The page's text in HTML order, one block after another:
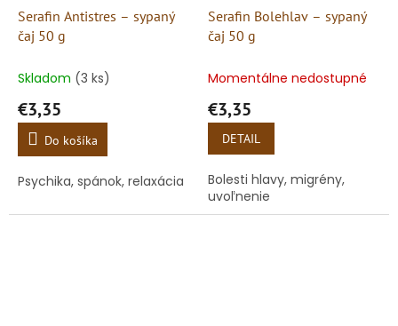
Serafin Antistres – sypaný
čaj 50 g
Skladom (3 ks)
€3,35
Do košíka
Psychika, spánok, relaxácia
Serafin Bolehlav – sypaný
čaj 50 g
Momentálne nedostupné
€3,35
DETAIL
Bolesti hlavy, migrény,
uvoľnenie